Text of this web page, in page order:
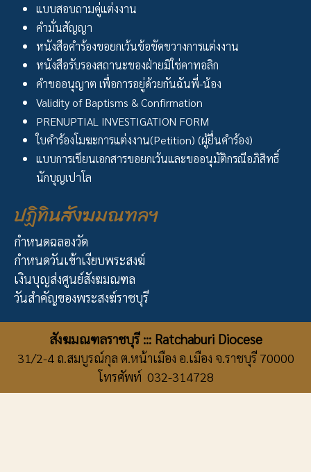
แบบสอบถามคู่แต่งงาน
คำมั่นสัญญา
หนังสือคำร้องขอยกเว้นข้อขัดขวางการแต่งงาน
หนังสือรับรองสถานะของฝ่ายมิใช่คาทอลิก
คำขออนุญาต เพื่อการอยู่ด้วยกันฉันพี่-น้อง
Validity of Baptisms & Confirmation
PRENUPTIAL INVESTIGATION FORM
ใบคำร้องโมฆะการแต่งงาน(Petition) (ผู้ยื่นคำร้อง)
แบบการเขียนเอกสารขอยกเว้นและขออนุมัติกรณีอภิสิทธิ์
นักบุญเปาโล
ปฏิทินสังฆมณฑลฯ
กำหนดฉลองวัด
กำหนดวันเข้าเงียบพระสงฆ์
เงินบุญส่งศูนย์สังฆมณฑล
วันสำคัญของพระสงฆ์ราชบุรี
สังฆมณฑลราชบุรี ::: Ratchaburi Diocese
31/2-4 ถ.สมบูรณ์กุล ต.หน้าเมือง อ.เมือง จ.ราชบุรี 70000
โทรศัพท์ 032-314728